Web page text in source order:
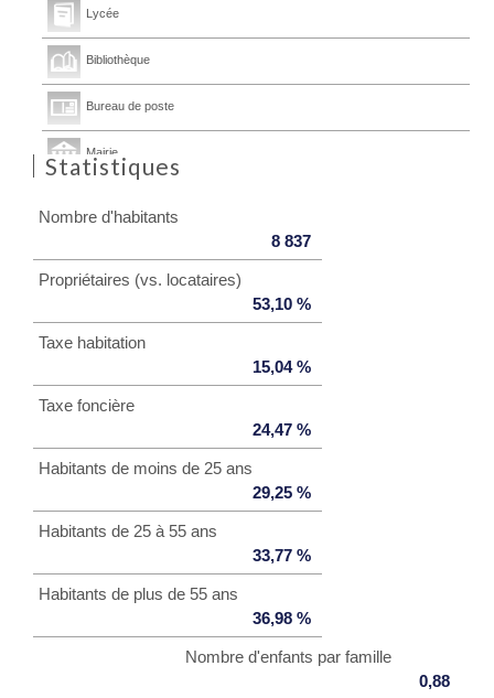
Lycée
Bibliothèque
Bureau de poste
Mairie
Statistiques
Nombre d'habitants
8 837
Propriétaires (vs. locataires)
53,10 %
Taxe habitation
15,04 %
Taxe foncière
24,47 %
Habitants de moins de 25 ans
29,25 %
Habitants de 25 à 55 ans
33,77 %
Habitants de plus de 55 ans
36,98 %
Nombre d'enfants par famille
0,88